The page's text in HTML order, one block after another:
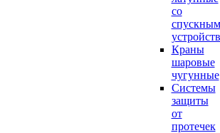
со
спускным
Краны
шаровые
чугунные
Системы
защиты
от
протечек